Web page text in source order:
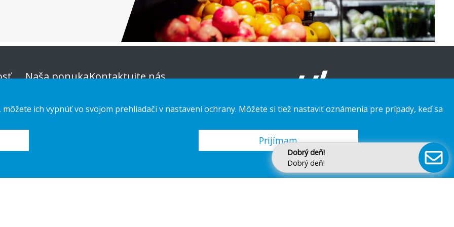
Dobrý deň!
Dobrý deň!
Naša ponuka
voľba
Custom-made
Návod na
Kontaktujte nás
Vyhlásenie o ochrane osobných
údajov
ich vypnúť vo svojom prehliadači v nastavení ochrany. Môžete si tiež nastaviť oznámenia pre prípady, keď sa
Prijímam